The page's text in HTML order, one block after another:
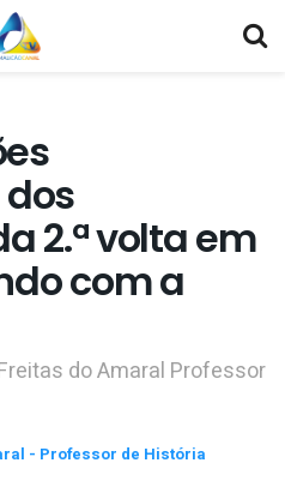
2.ª volta em
com a
do Amaral Professor
- Professor de História